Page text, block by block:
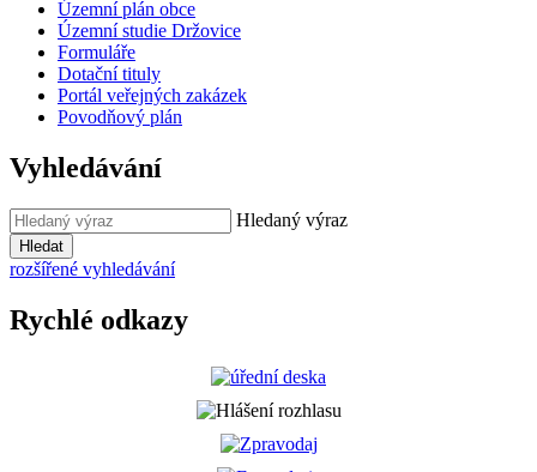
Územní plán obce
Územní studie Držovice
Formuláře
Dotační tituly
Portál veřejných zakázek
Povodňový plán
Vyhledávání
Hledaný výraz
Hledat
rozšířené vyhledávání
Rychlé odkazy